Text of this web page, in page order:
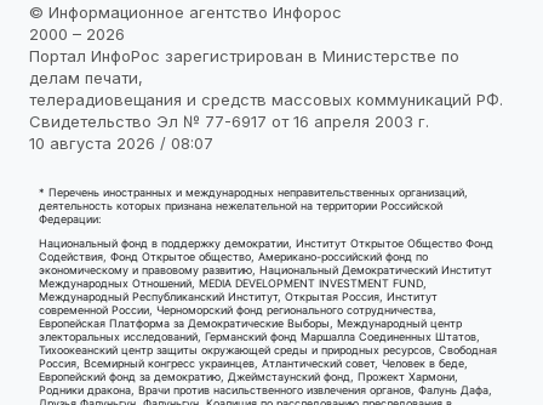
© Информационное агентство Инфорос
2000 – 2026
Портал ИнфоРос зарегистрирован в Министерстве по
делам печати,
телерадиовещания и средств массовых коммуникаций РФ.
Свидетельство Эл № 77-6917 от 16 апреля 2003 г.
10 августа 2026 / 08:07